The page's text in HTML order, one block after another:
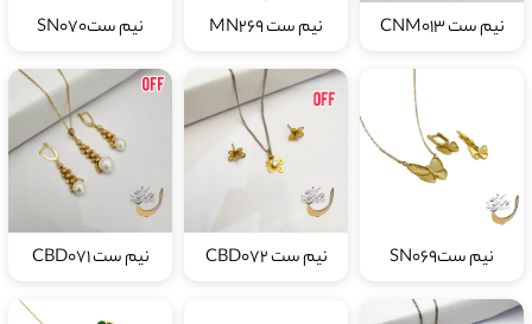
نیم ست CNM013 نیم ست MN269 نیم ستSN070
نیم ستSN069 نیم ست CBD072 نیم ست CBD071